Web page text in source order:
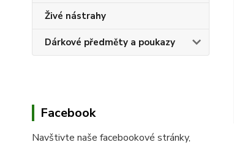
Živé nástrahy
Dárkové předměty a poukazy
Facebook
Navštivte naše facebookové stránky,